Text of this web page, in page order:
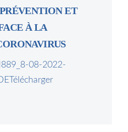
ET
À LA
08-2022-